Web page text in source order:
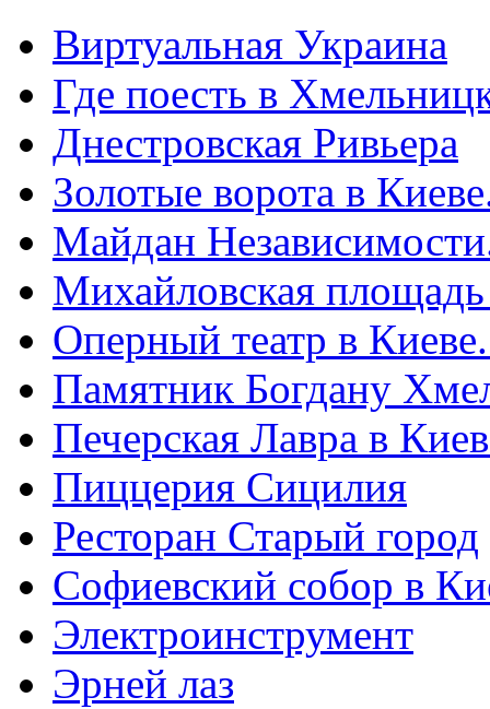
Виртуальная Украина
Где поесть в
Днестровская Ривьера
Золотые ворота в
Майдан
Михайловская
Оперный театр в
Памятник Богдану
Печерская Лавра в
Пиццерия Сицилия
Ресторан Старый город
Софиевский собор в
Электроинструмент
Эрней лаз